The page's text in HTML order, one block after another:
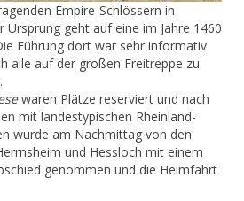
Empire-Schlössern in
Ursprung geht auf eine im Jahre 1460
Führung dort war sehr informativ
alle auf der großen Freitreppe zu
waren Plätze reserviert und nach
mit landestypischen Rheinland-
wurde am Nachmittag von den
und Hessloch mit einem
genommen und die Heimfahrt